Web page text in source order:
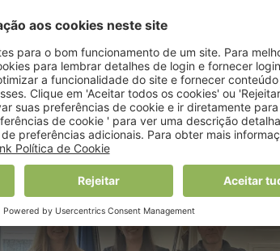
a 43.ª edição
Portuguesa de
2026 9:32